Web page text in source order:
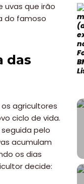
uvas que irão
do famoso
das
agricultores
ciclo de vida.
pelo
acumulam
os dias
decide: